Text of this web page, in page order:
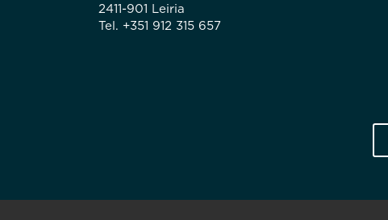
2411-901 Leiria
Tel. +351 912 315 657